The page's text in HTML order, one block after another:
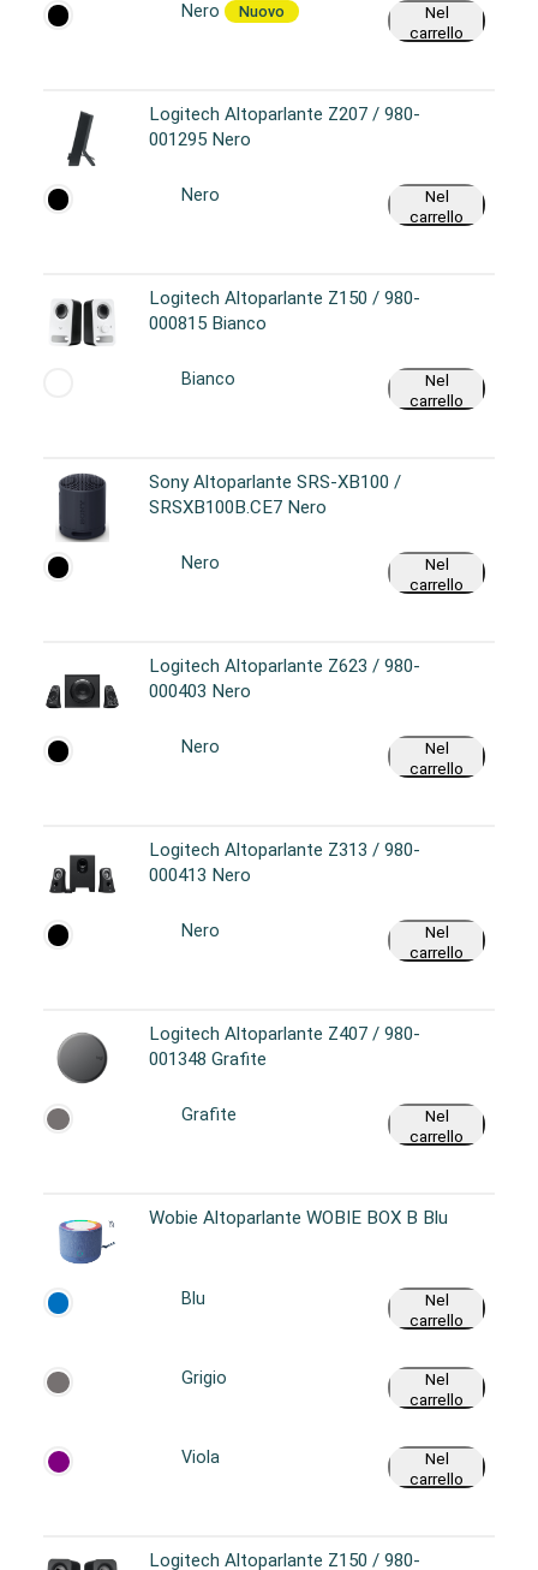
Nero Nuovo
Nel
carrello
Logitech Altoparlante Z207 / 980-
001295 Nero
Nero
Nel
carrello
Logitech Altoparlante Z150 / 980-
000815 Bianco
Bianco
Nel
carrello
Sony Altoparlante SRS-XB100 /
SRSXB100B.CE7 Nero
Nero
Nel
carrello
Logitech Altoparlante Z623 / 980-
000403 Nero
Nero
Nel
carrello
Logitech Altoparlante Z313 / 980-
000413 Nero
Nero
Nel
carrello
Logitech Altoparlante Z407 / 980-
001348 Grafite
Grafite
Nel
carrello
Wobie Altoparlante WOBIE BOX B Blu
Blu
Nel
carrello
Grigio
Nel
carrello
Viola
Nel
carrello
Logitech Altoparlante Z150 / 980-